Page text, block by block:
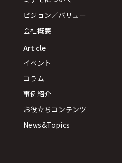
ビジョン／バリュー
会社概要
Article
イベント
コラム
事例紹介
お役立ちコンテンツ
News&Topics